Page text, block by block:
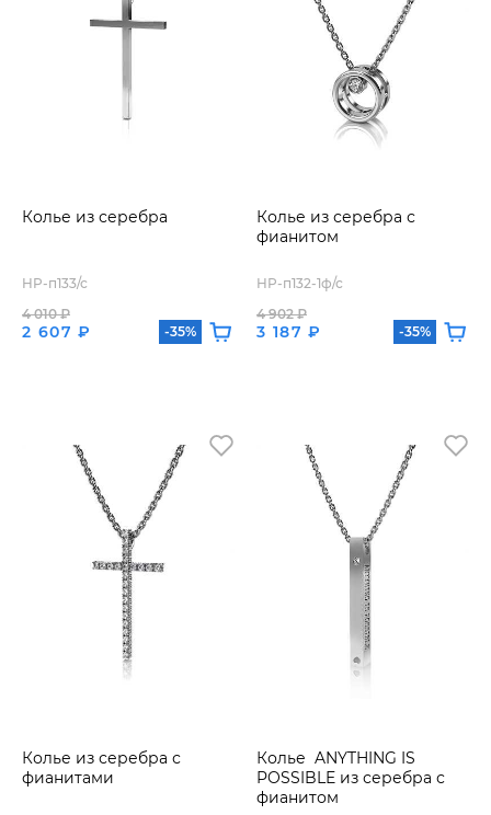
Колье из серебра
HP-п133/с
2 607 ₽
4 010 ₽
-35%
Колье из серебра с
фианитом
HP-п132-1ф/с
3 187 ₽
4 902 ₽
-35%
Колье из серебра с
фианитами
Колье ANYTHING IS
POSSIBLE из серебра с
фианитом